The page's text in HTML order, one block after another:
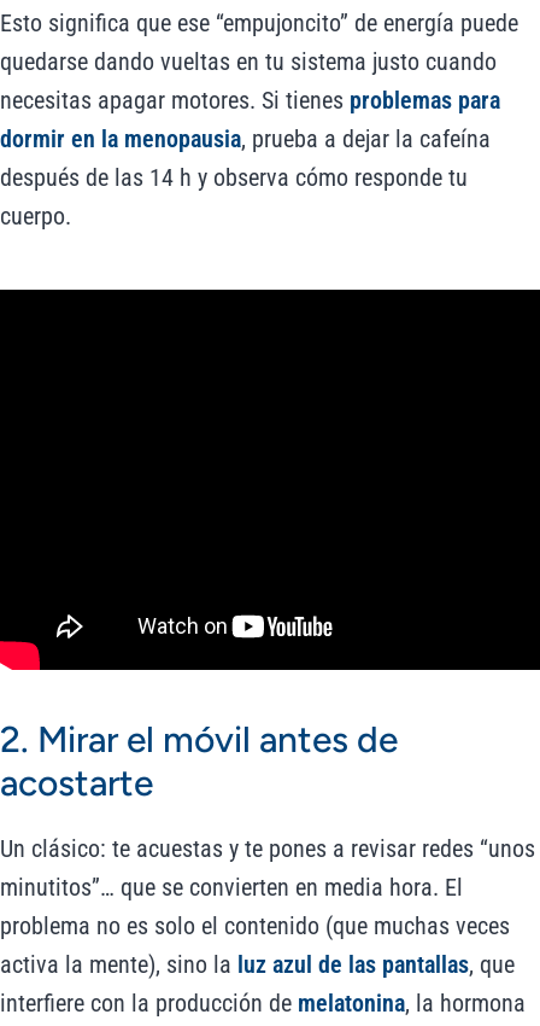
Esto significa que ese “empujoncito” de energía puede
quedarse dando vueltas en tu sistema justo cuando
necesitas apagar motores. Si tienes problemas para
dormir en la menopausia, prueba a dejar la cafeína
después de las 14 h y observa cómo responde tu
cuerpo.
2. Mirar el móvil antes de
acostarte
Un clásico: te acuestas y te pones a revisar redes “unos
minutitos”… que se convierten en media hora. El
problema no es solo el contenido (que muchas veces
activa la mente), sino la luz azul de las pantallas, que
interfiere con la producción de melatonina, la hormona